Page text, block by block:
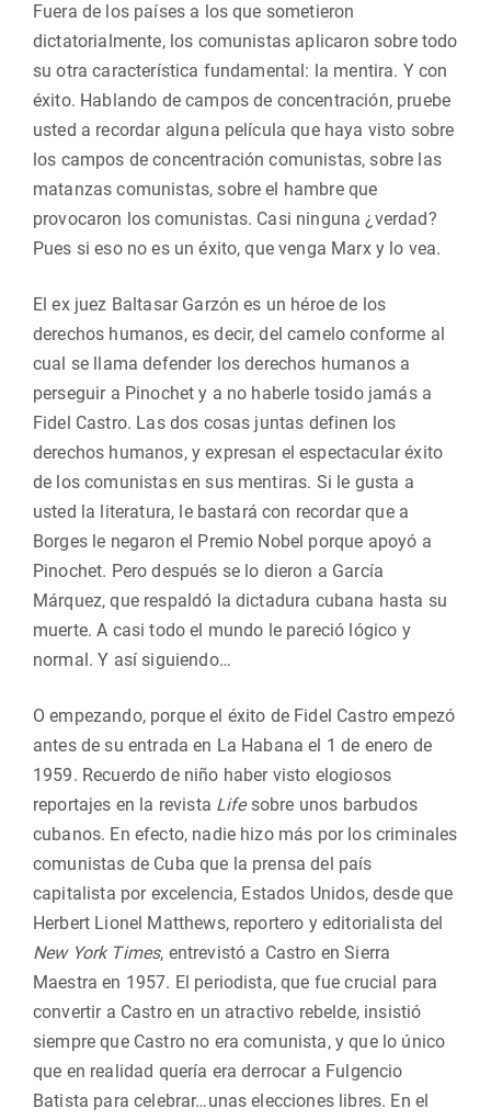
Fuera de los países a los que sometieron
dictatorialmente, los comunistas aplicaron sobre todo
su otra característica fundamental: la mentira. Y con
éxito. Hablando de campos de concentración, pruebe
usted a recordar alguna película que haya visto sobre
los campos de concentración comunistas, sobre las
matanzas comunistas, sobre el hambre que
provocaron los comunistas. Casi ninguna ¿verdad?
Pues si eso no es un éxito, que venga Marx y lo vea.
El ex juez Baltasar Garzón es un héroe de los
derechos humanos, es decir, del camelo conforme al
cual se llama defender los derechos humanos a
perseguir a Pinochet y a no haberle tosido jamás a
Fidel Castro. Las dos cosas juntas definen los
derechos humanos, y expresan el espectacular éxito
de los comunistas en sus mentiras. Si le gusta a
usted la literatura, le bastará con recordar que a
Borges le negaron el Premio Nobel porque apoyó a
Pinochet. Pero después se lo dieron a García
Márquez, que respaldó la dictadura cubana hasta su
muerte. A casi todo el mundo le pareció lógico y
normal. Y así siguiendo…
O empezando, porque el éxito de Fidel Castro empezó
antes de su entrada en La Habana el 1 de enero de
1959. Recuerdo de niño haber visto elogiosos
reportajes en la revista Lifesobre unos barbudos
cubanos. En efecto, nadie hizo más por los criminales
comunistas de Cuba que la prensa del país
capitalista por excelencia, Estados Unidos, desde que
Herbert Lionel Matthews, reportero y editorialista del
New York Times, entrevistó a Castro en Sierra
Maestra en 1957. El periodista, que fue crucial para
convertir a Castro en un atractivo rebelde, insistió
siempre que Castro no era comunista, y que lo único
que en realidad quería era derrocar a Fulgencio
Batista para celebrar…unas elecciones libres. En el